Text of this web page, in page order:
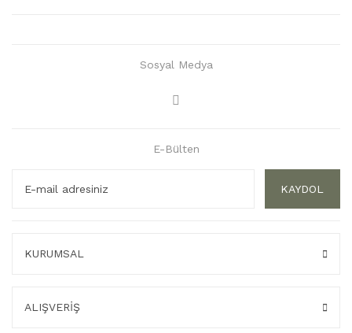
Sosyal Medya
E-Bülten
KAYDOL
KURUMSAL
ALIŞVERİŞ